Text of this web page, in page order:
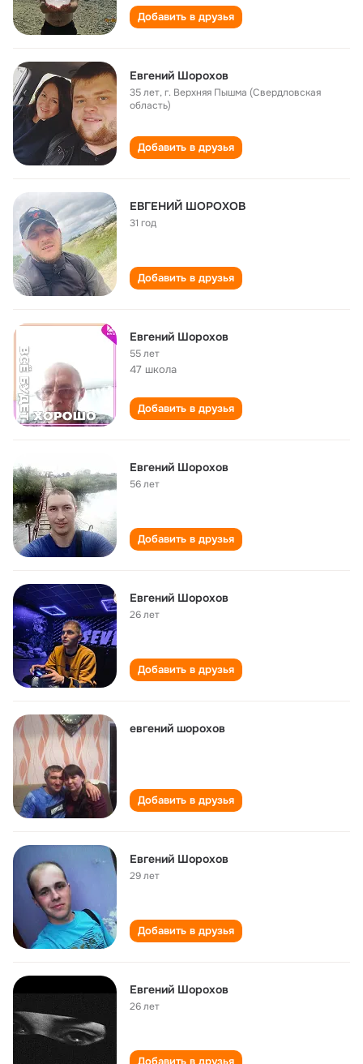
Добавить в друзья
Евгений Шорохов
35 лет,г. Верхняя Пышма (Свердловская
область)
Добавить в друзья
ЕВГЕНИЙ ШОРОХОВ
31 год
Добавить в друзья
Евгений Шорохов
55 лет
47 школа
Добавить в друзья
Евгений Шорохов
56 лет
Добавить в друзья
Евгений Шорохов
26 лет
Добавить в друзья
евгений шорохов
Добавить в друзья
Евгений Шорохов
29 лет
Добавить в друзья
Евгений Шорохов
26 лет
Добавить в друзья